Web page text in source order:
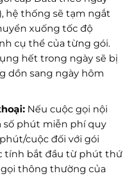
hệ thống sẽ tạm ngắt
xuống tốc độ
cụ thể của từng gói.
hết trong ngày sẽ bị
dồn sang ngày hôm
Nếu cuộc gọi nội
số phút miễn phí quy
cuộc đối với gói
tính bắt đầu từ phút thứ
thông thường của